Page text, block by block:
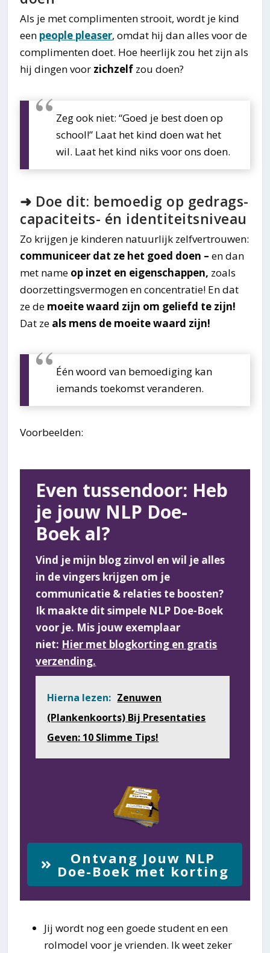
Als je met complimenten strooit, wordt je kind
een people pleaser, omdat hij dan alles voor de
complimenten doet. Hoe heerlijk zou het zijn als
hij dingen voor zichzelf zou doen?
Zeg ook niet: “Goed je best doen op
school!” Laat het kind doen wat het
wil. Laat het kind niks voor ons doen.
➜ Doe dit: bemoedig op gedrags-
capaciteits- én identiteitsniveau
Zo krijgen je kinderen natuurlijk zelfvertrouwen:
communiceer dat ze het goed doen –en dan
met name op inzet en eigenschappen, zoals
doorzettingsvermogen en concentratie! En dat
ze de moeite waard zijn om geliefd te zijn!
Dat ze als mens de moeite waard zijn!
Één woord van bemoediging kan
iemands toekomst veranderen.
Voorbeelden:
Even tussendoor: Heb
je jouw NLP Doe-
Boek al?
Vind je mijn blog zinvol en wil je alles
in de vingers krijgen om je
communicatie & relaties te boosten?
Ik maakte dit simpele NLP Doe-Boek
voor je. Mis jouw exemplaar
niet: Hier met blogkorting en gratis
verzending.
Hierna lezen: Zenuwen
(Plankenkoorts) Bij Presentaties
Geven: 10 Slimme Tips!
Ontvang Jouw NLP
Doe-Boek met korting
Jij wordt nog een goede student en een
rolmodel voor je vrienden. Ik weet zeker